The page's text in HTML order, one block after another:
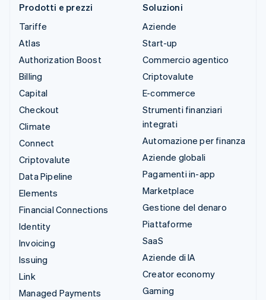
Prodotti e prezzi
Tariffe
Atlas
Authorization Boost
Billing
Capital
Checkout
Climate
Connect
Criptovalute
Data Pipeline
Elements
Financial Connections
Identity
Invoicing
Issuing
Link
Managed Payments
Soluzioni
Aziende
Start-up
Commercio agentico
Criptovalute
E-commerce
Strumenti finanziari
integrati
Automazione per finanza
Aziende globali
Pagamenti in-app
Marketplace
Gestione del denaro
Piattaforme
SaaS
Aziende di IA
Creator economy
Gaming